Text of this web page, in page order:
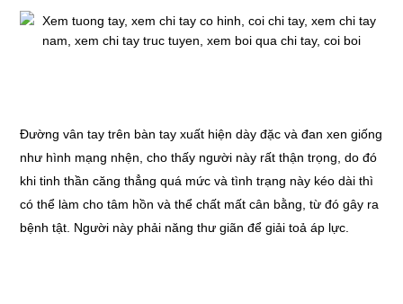
Đường vân tay trên bàn tay xuất hiện dày đặc và đan xen giống
như hình mạng nhện, cho thấy người này rất thận trọng, do đó
khi tinh thần căng thẳng quá mức và tình trạng này kéo dài thì
có thể làm cho tâm hồn và thể chất mất cân bằng, từ đó gây ra
bệnh tật. Người này phải năng thư giãn để giải toả áp lực.